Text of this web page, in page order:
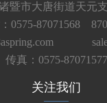
暨市大唐街道天元
0575-87071568
传真：0575-87071577
关注我们